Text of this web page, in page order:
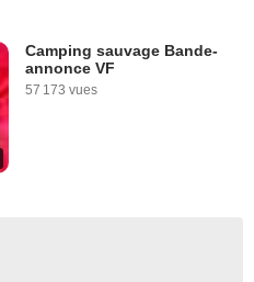
Camping sauvage Bande-
annonce VF
57 173 vues